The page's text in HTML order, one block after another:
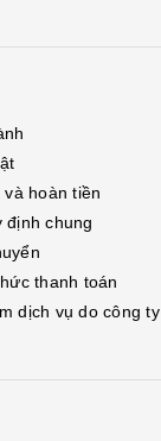
hoàn tiền
định chung
thanh toán
dịch vụ do công ty